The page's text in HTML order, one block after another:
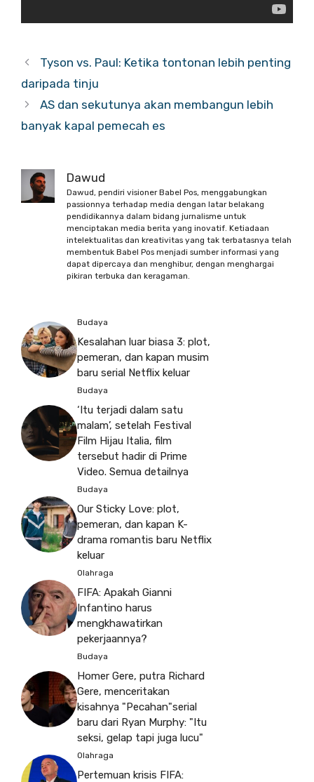
Tyson vs. Paul: Ketika tontonan lebih penting
daripada tinju
AS dan sekutunya akan membangun lebih
banyak kapal pemecah es
Dawud
Dawud, pendiri visioner Babel Pos, menggabungkan
passionnya terhadap media dengan latar belakang
pendidikannya dalam bidang jurnalisme untuk
menciptakan media berita yang inovatif. Ketiadaan
intelektualitas dan kreativitas yang tak terbatasnya telah
membentuk Babel Pos menjadi sumber informasi yang
dapat dipercaya dan menghibur, dengan menghargai
pikiran terbuka dan keragaman.
Budaya
Kesalahan luar biasa 3: plot,
pemeran, dan kapan musim
baru serial Netflix keluar
Budaya
‘Itu terjadi dalam satu
malam’, setelah Festival
Film Hijau Italia, film
tersebut hadir di Prime
Video. Semua detailnya
Budaya
Our Sticky Love: plot,
pemeran, dan kapan K-
drama romantis baru Netflix
keluar
Olahraga
FIFA: Apakah Gianni
Infantino harus
mengkhawatirkan
pekerjaannya?
Budaya
Homer Gere, putra Richard
Gere, menceritakan
kisahnya "Pecahan"serial
baru dari Ryan Murphy: "Itu
seksi, gelap tapi juga lucu"
Olahraga
Pertemuan krisis FIFA: